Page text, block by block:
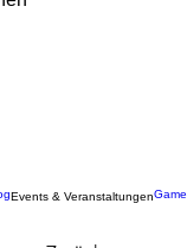
Events & Veranstaltungen